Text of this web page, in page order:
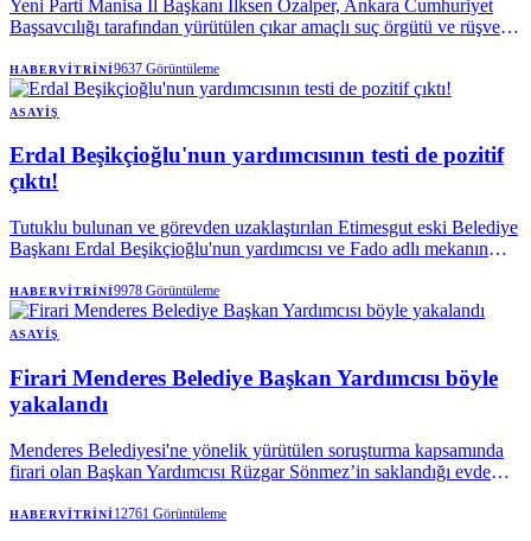
Yeni Parti Manisa İl Başkanı İlksen Özalper, Ankara Cumhuriyet
Başsavcılığı tarafından yürütülen çıkar amaçlı suç örgütü ve rüşvet
işlemlerinin ardından ifadesi alınmak üzere Ankara'ya götürüleceği
belirtildi.
HABERVITRINI9637 Görüntüleme
ASAYIŞ
Erdal Beşikçioğlu'nun yardımcısının testi de pozitif
çıktı!
Tutuklu bulunan ve görevden uzaklaştırılan Etimesgut eski Belediye
Başkanı Erdal Beşikçioğlu'nun yardımcısı ve Fado adlı mekanın
öğrenildi.
HABERVITRINI9978 Görüntüleme
ASAYIŞ
Firari Menderes Belediye Başkan Yardımcısı böyle
yakalandı
Menderes Belediyesi'ne yönelik yürütülen soruşturma kapsamında
firari olan Başkan Yardımcısı Rüzgar Sönmez’in saklandığı evde
Komutanlığı JASAT unsurları tarafından yakalandığı öğrenildi.
HABERVITRINI12761 Görüntüleme